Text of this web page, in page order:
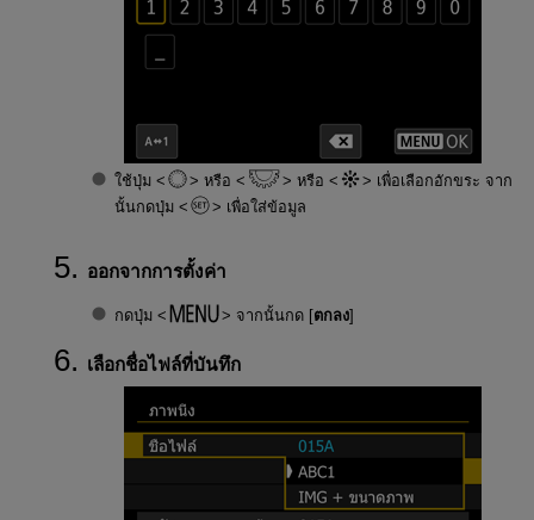
ใช้ปุ่ม หรือ หรือ
เพื่อเลือกอักขระ จาก
นั้นกดปุ่ม
เพื่อใส่ข้อมูล
ออกจากการตั้งค่า
กดปุ่ม จากนั้นกด [ตกลง]
เลือกชื่อไฟล์ที่บันทึก